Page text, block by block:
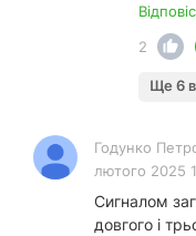
2
Ще 6
Годунко
лютого 2025
Сигналом
довгого і